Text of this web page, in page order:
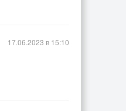
17.06.2023 в 15:10